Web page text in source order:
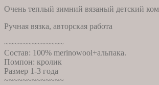
Очень теплый зимний вязаный детский
Ручная вязка, авторская работа
~~~~~~~~~~~~~
Состав: 100% merinowool+альпака.
Помпон: кролик
Размер 1-3 года
~~~~~~~~~~~~~